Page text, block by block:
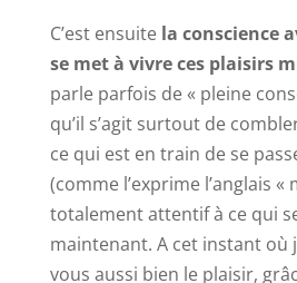
C’est ensuite la conscience
se met à vivre ces plaisirs
parle parfois de « pleine
qu’il s’agit surtout de
ce qui est en train de se
(comme l’exprime l’anglais «
totalement attentif à ce qui
maintenant. A cet instant où
vous aussi bien le plaisir,